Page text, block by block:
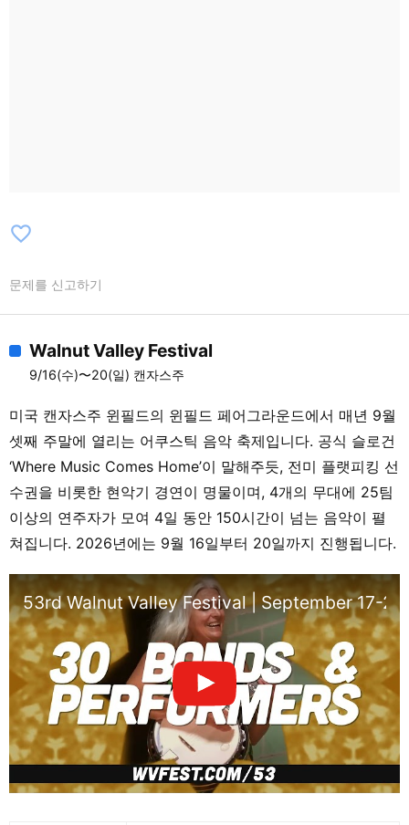
D0wn Two Freaks / Dream & Friends /
Elixa / Etrnl B2B Pandicorn / Fields /
Golden Goddess / Gonza / Grinz / Habrin
Hellaquent / Hokage / Hostile / Human
Penguin B2B Saul Gucci / Hypn0tizm /
Illite / Imposter Sindrum / Indigenous /
Indigoflows / Insison / J Tucker III /
Jadoo Flats / Jaywalk / Jimmick /
Journey Jones / Jules Fair / Just Tommy
Korefire / Kota Who? / Kxiti / Kxk / Kyokee
/ Lahloh / Larj / Laura Lockton / Lazuli /
Lektrik B2B Sheppa / Lena Santiago /
Litebug / Lutz / Madison Bunch /
Madnoiz / Malwar3 / Manipadme / Mark
Og’ / Megatron / Mempo B2B Conflikt /
Mermix / Meteorik / Mike Ho B2B
Hooplah / Mike Om / Negative Spvce /
Nick / Niemeier / Nmezee / Nofslinger /
Norsefyre / Nowhere Further / Orb.it /
favorite_border
문제를 신고하기
Walnut Valley Festival
9/16(수)〜20(일) 캔자스주
미국 캔자스주 윈필드의 윈필드 페어그라운드에서 매년 9월
셋째 주말에 열리는 어쿠스틱 음악 축제입니다. 공식 슬로건
‘Where Music Comes Home’이 말해주듯, 전미 플랫피킹 선
수권을 비롯한 현악기 경연이 명물이며, 4개의 무대에 25팀
이상의 연주자가 모여 4일 동안 150시간이 넘는 음악이 펼
쳐집니다. 2026년에는 9월 16일부터 20일까지 진행됩니다.
53rd Walnut Valley Festival | September 17-